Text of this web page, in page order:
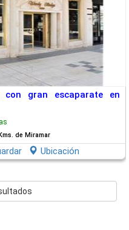
con gran escaparate en
de Miramar
Ubicación